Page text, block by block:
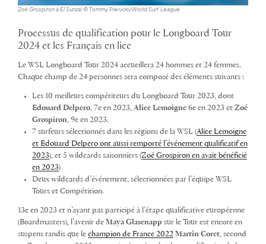
Zoé Grospiron à El Sunzal © Tommy Pierucki/World Surf League
Processus de qualification pour le Longboard Tour
2024 et les Français en lice
Le WSL Longboard Tour 2024 accueillera 24 hommes et 24 femmes.
Chaque champ de 24 personnes sera composé des éléments suivants :
Les 10 meilleurs compétiteurs du Longboard Tour 2023, dont
Edouard Delpero, 7e en 2023, Alice Lemoigne 6e en 2023 et Zoé
Grospiron, 9e en 2023.
7 surfeurs sélectionnés dans les régions de la WSL (Alice Lemoigne
et Edouard Delpero ont aussi remporté l’événement qualificatif en
2023), et 5 wildcards saisonniers (Zoé Grospiron en avait bénéficié
en 2023)
Deux wildcards d’événement, sélectionnées par l’équipe WSL
Tours et Compétition.
13e en 2023 et n’ayant pas participé à l’étape qualificative européenne
(Boardmasters), l’avenir de Maya Glasenapp sur le Tour est encore en
suspens tandis que le champion de France 2022 Martin Coret, second